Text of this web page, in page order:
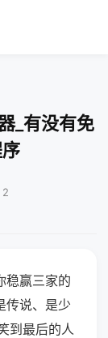
_有没有免
2
稳赢三家的
传说、是少
到最后的人